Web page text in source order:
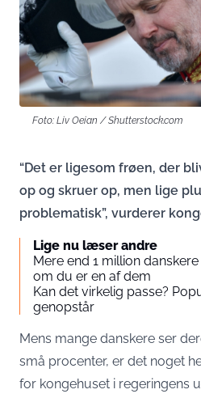
Foto: Liv Oeian / Shutterstock.com
“Det er ligesom frøen, der
op og skruer op, men lige
problematisk”, vurderer
Lige nu læser andre
Mere end 1 million
om du er en af dem
Kan det virkelig passe?
genopstår
Mens mange danskere ser
små procenter, er det noget
for kongehuset i regeringens